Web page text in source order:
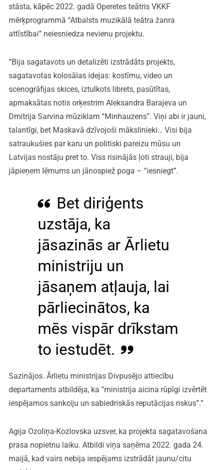
stāsta, kāpēc 2022. gadā Operetes teātris VKKF
mērķprogrammā “Atbalsts muzikālā teātra žanra
attīstībai” neiesniedza nevienu projektu.
“Bija sagatavots un detalizēti izstrādāts projekts,
sagatavotas kolosālas idejas: kostīmu, video un
scenogrāfijas skices, iztulkots librets, pasūtītas,
apmaksātas notis orķestrim Aleksandra Barajeva un
Dmitrija Sarvina mūziklam “Minhauzens”. Viņi abi ir jauni,
talantīgi, bet Maskavā dzīvojoši mākslinieki… Visi bija
satraukušies par karu un politiski pareizu mūsu un
Latvijas nostāju pret to. Viss risinājās ļoti strauji, bija
jāpieņem lēmums un jānospiež poga – “iesniegt”.
Bet diriģents
uzstāja, ka
jāsazinās ar Ārlietu
ministriju un
jāsaņem atļauja, lai
pārliecinātos, ka
mēs vispār drīkstam
to iestudēt.
Sazinājos. Ārlietu ministrijas Divpusējo attiecību
departaments atbildēja, ka ”ministrija aicina rūpīgi izvērtēt
iespējamos sankciju un sabiedriskās reputācijas riskus”.”
Agija Ozoliņa-Kozlovska uzsver, ka projekta sagatavošana
prasa nopietnu laiku. Atbildi viņa saņēma 2022. gada 24.
maijā, kad vairs nebija iespējams izstrādāt jaunu/citu